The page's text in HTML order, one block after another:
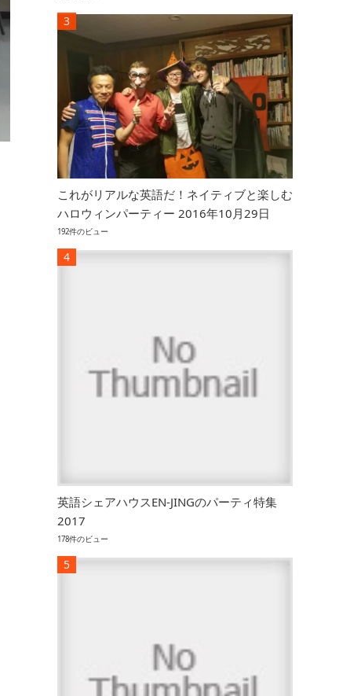
これがリアルな英語だ！ネイティブと楽しむ
ハロウィンパーティー 2016年10月29日
192件のビュー
英語シェアハウスEN-JINGのパーティ特集
2017
178件のビュー